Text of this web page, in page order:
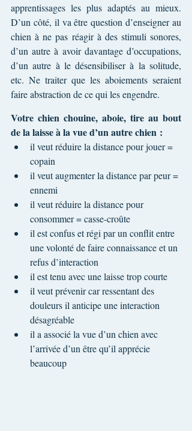
apprentissages les plus adaptés au mieux.
D’un côté, il va être question d’enseigner au
chien à ne pas réagir à des stimuli sonores,
d’un autre à avoir davantage d’occupations,
d’un autre à le désensibiliser à la solitude,
etc. Ne traiter que les aboiements seraient
faire abstraction de ce qui les engendre.
Votre chien chouine, aboie, tire au bout
de la laisse à la vue d’un autre chien :
il veut réduire la distance pour jouer =
copain
il veut augmenter la distance par peur =
ennemi
il veut réduire la distance pour
consommer = casse-croûte
il est confus et régi par un conflit entre
une volonté de faire connaissance et un
refus d’interaction
il est tenu avec une laisse trop courte
il veut prévenir car ressentant des
douleurs il anticipe une interaction
désagréable
il a associé la vue d’un chien avec
l’arrivée d’un être qu’il apprécie
beaucoup